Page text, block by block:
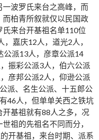
波罗氏来台之高峰，而
柏青所叙就仅以民国政
来台开基祖名单110位
嘉庆12人，道光2人，
公派13人，彦章公派14
振彩公派3人，伯六公派
彦邦公派2人，仰逊公派
派、名生公派、十五郎公
46人，但单单关西之铁坑
基祖就有88人之多，况
祖的先祖名不同而分，
开基祖，来台时期、派系